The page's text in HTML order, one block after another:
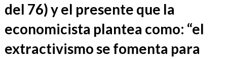
del 76) y el presente que la
economicista plantea como: “el
extractivismo se fomenta para